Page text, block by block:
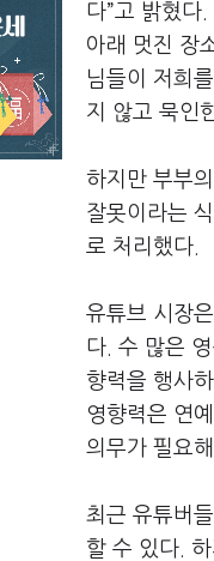
다”고 밝혔다
아래 멋진 장
님들이 저희
지 않고 묵인
하지만 부부
잘못이라는
로 처리했다
유튜브 시장
다 수 많은
향력을 행사
영향력은 연
의무가 필요
최근 유튜버
할 수 있다